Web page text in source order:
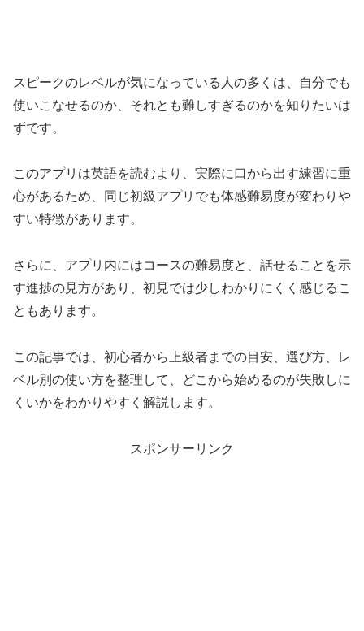
スピークのレベルが気になっている人の多くは、自分でも
使いこなせるのか、それとも難しすぎるのかを知りたいは
ずです。
このアプリは英語を読むより、実際に口から出す練習に重
心があるため、同じ初級アプリでも体感難易度が変わりや
すい特徴があります。
さらに、アプリ内にはコースの難易度と、話せることを示
す進捗の見方があり、初見では少しわかりにくく感じるこ
ともあります。
この記事では、初心者から上級者までの目安、選び方、レ
ベル別の使い方を整理して、どこから始めるのが失敗しに
くいかをわかりやすく解説します。
スポンサーリンク